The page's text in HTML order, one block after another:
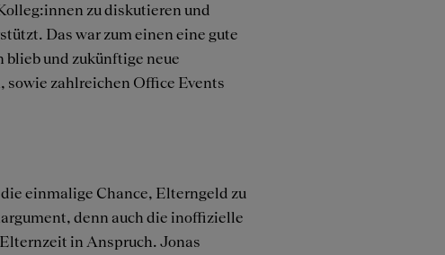
zu diskutieren und
Das war zum einen eine gute
blieb und zukünftige neue
zahlreichen Office Events
einmalige Chance, Elterngeld zu
denn auch die inoffizielle
in Anspruch. Jonas